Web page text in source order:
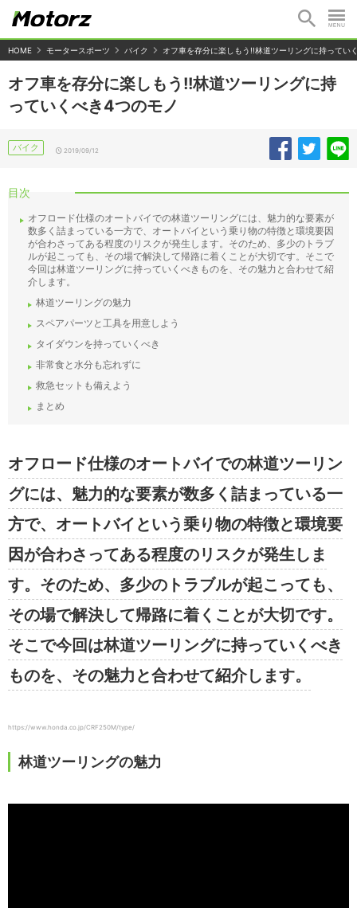
HOME モータースポーツ バイク オフ車を存分に楽しもう!!林道ツーリングに持ってい
オフ車を存分に楽しもう!!林道ツーリングに持
っていくべき4つのモノ
バイク 2019/09/12
目次
オフロード仕様のオートバイでの林道ツーリングには、魅力的な要素が
数多く詰まっている一方で、オートバイという乗り物の特徴と環境要因
が合わさってある程度のリスクが発生します。そのため、多少のトラブ
ルが起こっても、その場で解決して帰路に着くことが大切です。そこで
今回は林道ツーリングに持っていくべきものを、その魅力と合わせて紹
介します。
林道ツーリングの魅力
スペアパーツと工具を用意しよう
タイダウンを持っていくべき
非常食と水分も忘れずに
救急セットも備えよう
まとめ
オフロード仕様のオートバイでの林道ツーリン
グには、魅力的な要素が数多く詰まっている一
方で、オートバイという乗り物の特徴と環境要
因が合わさってある程度のリスクが発生しま
す。そのため、多少のトラブルが起こっても、
その場で解決して帰路に着くことが大切です。
そこで今回は林道ツーリングに持っていくべき
ものを、その魅力と合わせて紹介します。
https://www.honda.co.jp/CRF250M/type/
林道ツーリングの魅力